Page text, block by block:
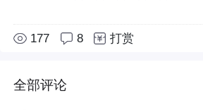
177 8 打赏
全部评论